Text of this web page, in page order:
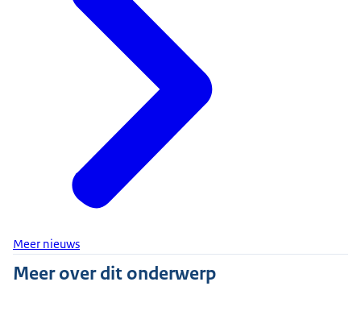
Meer nieuws
Meer over dit onderwerp